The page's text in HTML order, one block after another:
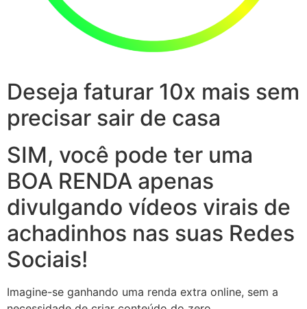
Deseja faturar 10x mais sem
precisar sair de casa
SIM, você pode ter uma
BOA RENDA apenas
divulgando vídeos virais de
achadinhos nas suas Redes
Sociais!
Imagine-se ganhando uma renda extra online, sem a